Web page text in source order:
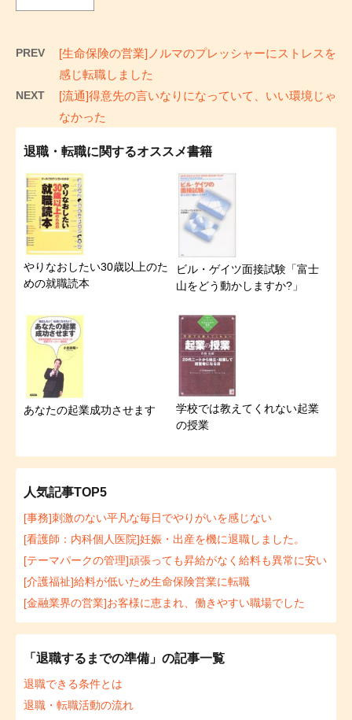
PREV
[生命保険の営業]ノルマのプレッシャーにストレスを
感じ転職しました
NEXT
[流通]得意先の言いなりになっていて、いい環境じゃ
なかった
退職・転職に関するオススメ書籍
やりなおしたい30歳以上のた
めの就職読本
ビル・ゲイツ面接試験「富士
山をどう動かしますか?」
あなたの起業成功させます
学校では教えてくれない起業
の授業
人気記事TOP5
[事務]刺激のない平凡な毎日でやりがいを感じない
[看護師：内科個人医院]妊娠・出産を機に退職しました。
[テーマパークの管理]頑張っても昇給がなく給料も異常に安い
[介護福祉]給料が低いため生命保険営業に転職
[金融業界の営業]お客様に恵まれ、働きやすい職場でした
「退職するまでの準備」の記事一覧
退職できる条件とは
退職・転職活動の流れ